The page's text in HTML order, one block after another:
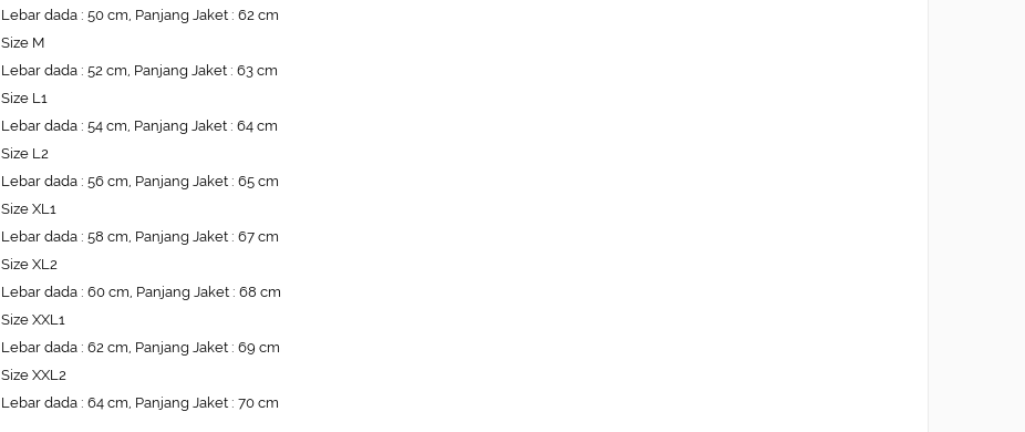
Lebar dada : 50 cm, Panjang Jaket : 62 cm
Size M
Lebar dada : 52 cm, Panjang Jaket : 63 cm
Size L1
Lebar dada : 54 cm, Panjang Jaket : 64 cm
Size L2
Lebar dada : 56 cm, Panjang Jaket : 65 cm
Size XL1
Lebar dada : 58 cm, Panjang Jaket : 67 cm
Size XL2
Lebar dada : 60 cm, Panjang Jaket : 68 cm
Size XXL1
Lebar dada : 62 cm, Panjang Jaket : 69 cm
Size XXL2
Lebar dada : 64 cm, Panjang Jaket : 70 cm